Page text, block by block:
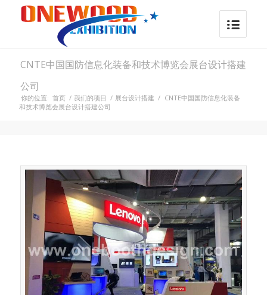
CNTE中国国防信息化装备和技术博览会展台设计搭建
公司
你的位置: 首页 / 我们的项目 / 展台设计搭建 / CNTE中国国防信息化装备
和技术博览会展台设计搭建公司